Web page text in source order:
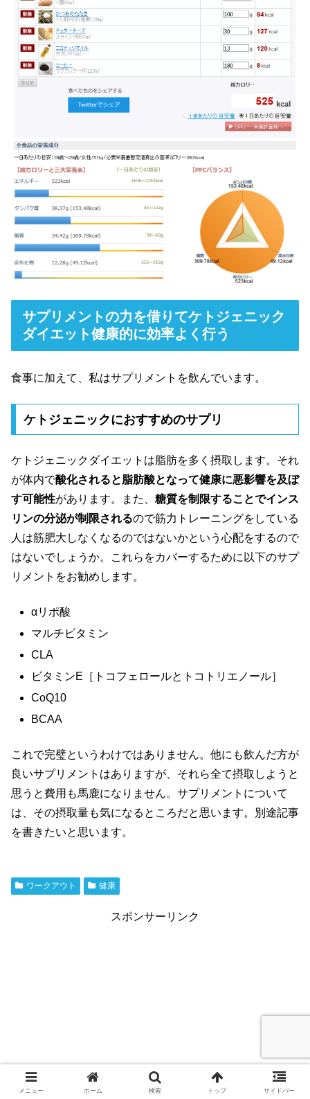
サプリメントの力を借りてケトジェニック
ダイエット健康的に効率よく行う
食事に加えて、私はサプリメントを飲んでいます。
ケトジェニックにおすすめのサプリ
ケトジェニックダイエットは脂肪を多く摂取します。それ
が体内で酸化されると脂肪酸となって健康に悪影響を及ぼ
す可能性があります。また、 糖質を制限することでインス
リンの分泌が制限されるので筋力トレーニングをしている
人は筋肥大しなくなるのではないかという心配をするので
はないでしょうか。これらをカバーするために以下のサプ
リメントをお勧めします。
αリポ酸
マルチビタミン
CLA
ビタミンE［トコフェロールとトコトリエノール］
CoQ10
BCAA
これで完璧というわけではありません。他にも飲んだ方が
良いサプリメントはありますが、それら全て摂取しようと
思うと費用も馬鹿になりません。サプリメントについて
は、その摂取量も気になるところだと思います。別途記事
を書きたいと思います。
ワークアウト 健康
スポンサーリンク
メニュー ホーム 検索 トップ サイドバー